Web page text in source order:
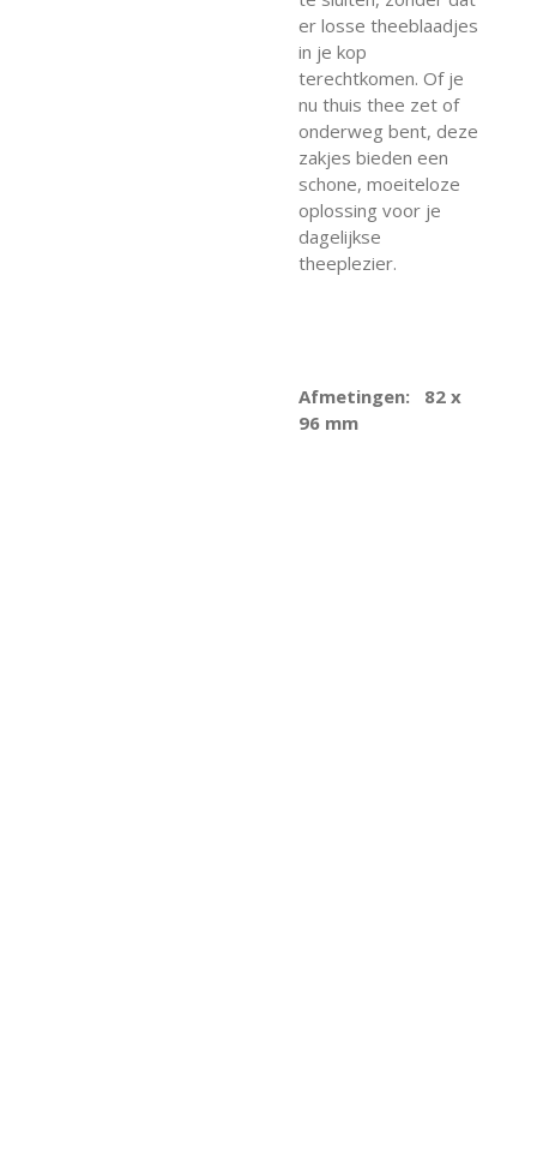
er losse theeblaadjes
in je kop
terechtkomen. Of je
nu thuis thee zet of
onderweg bent, deze
zakjes bieden een
schone, moeiteloze
oplossing voor je
dagelijkse
theeplezier.
Afmetingen: 82 x
96 mm